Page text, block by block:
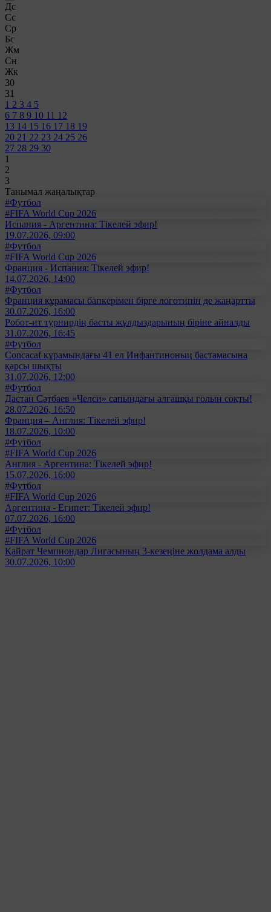
Дс
Сс
Ср
Бс
Жм
Сн
Жк
30
31
1 2 3 4 5
6 7 8 9 10 11 12
13 14 15 16 17 18 19
20 21 22 23 24 25 26
27 28 29 30
1
2
3
Танымал жаңалықтар
#Футбол
#FIFA World Cup 2026
Испания - Аргентина: Тікелей эфир!
19.07.2026, 09:00
#Футбол
#FIFA World Cup 2026
Франция - Испания: Тікелей эфир!
14.07.2026, 14:00
#Футбол
Франция құрамасы бапкерімен бірге логотипін де жаңартты
30.07.2026, 16:00
Робот-ит турнирдің басты жұлдыздарының біріне айналды
31.07.2026, 16:45
#Футбол
Concacaf құрамындағы 41 ел Инфантиноның бастамасына
қарсы шықты
31.07.2026, 12:00
#Футбол
Дастан Сәтбаев «Челси» сапындағы алғашқы голын соқты!
28.07.2026, 16:50
Франция – Англия: Тікелей эфир!
18.07.2026, 10:00
#Футбол
#FIFA World Cup 2026
Англия - Аргентина: Тікелей эфир!
15.07.2026, 16:00
#Футбол
#FIFA World Cup 2026
Аргентина - Египет: Тікелей эфир!
07.07.2026, 16:00
#Футбол
#FIFA World Cup 2026
Қайрат Чемпиондар Лигасының 3-кезеңіне жолдама алды
30.07.2026, 10:00